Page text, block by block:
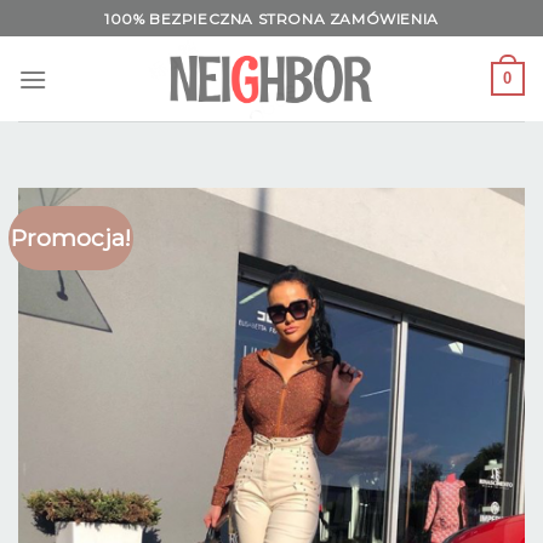
to
content
100% BEZPIECZNA STRONA ZAMÓWIENIA
0
Promocja!